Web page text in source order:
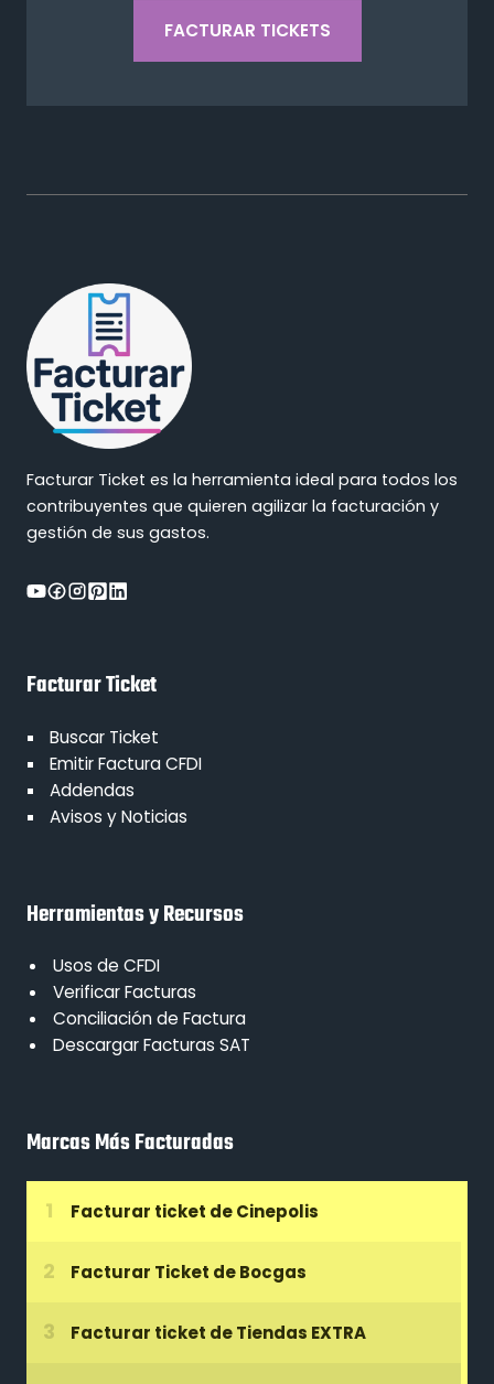
FACTURAR TICKETS
Facturar Ticket es la herramienta ideal para todos los
contribuyentes que quieren agilizar la facturación y
gestión de sus gastos.
Facturar Ticket
Buscar Ticket
Emitir Factura CFDI
Addendas
Avisos y Noticias
Herramientas y Recursos
Usos de CFDI
Verificar Facturas
Conciliación de Factura
Descargar Facturas SAT
Marcas Más Facturadas